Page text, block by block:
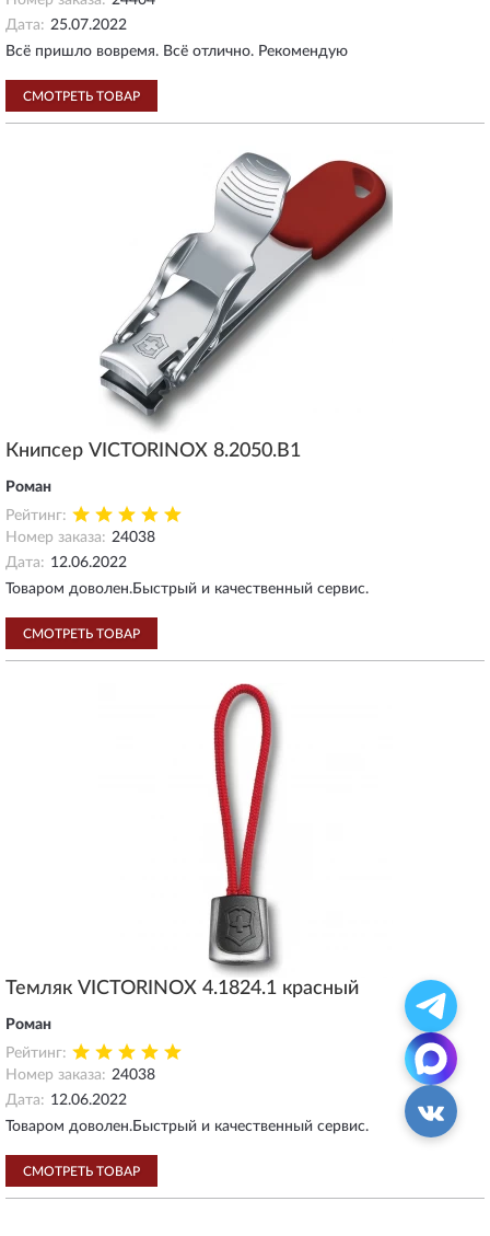
Дата: 25.07.2022
Всё пришло вовремя. Всё отлично. Рекомендую
СМОТРЕТЬ ТОВАР
Книпсер VICTORINOX 8.2050.B1
Роман
Рейтинг:
Номер заказа: 24038
Дата: 12.06.2022
Товаром доволен.Быстрый и качественный сервис.
СМОТРЕТЬ ТОВАР
Темляк VICTORINOX 4.1824.1 красный
Роман
Рейтинг:
Номер заказа: 24038
Дата: 12.06.2022
Товаром доволен.Быстрый и качественный сервис.
СМОТРЕТЬ ТОВАР